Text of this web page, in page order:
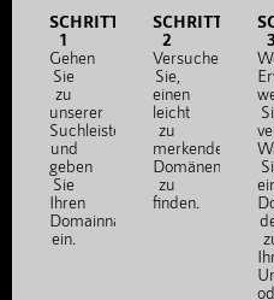
SCHRITT
1
Gehen
Sie
zu
unserer
Suchleiste
und
geben
Sie
Ihren
Domainnamen
ein.
SCHRITT
2
Versuchen
Sie,
einen
leicht
zu
merkenden
Domänennamen
zu
finden.
3